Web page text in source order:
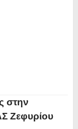
στην
Ζεφυρίου